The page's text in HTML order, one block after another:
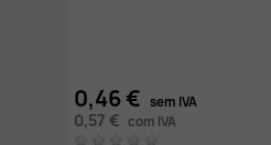
0,46 € sem IVA
0,57 € com IVA